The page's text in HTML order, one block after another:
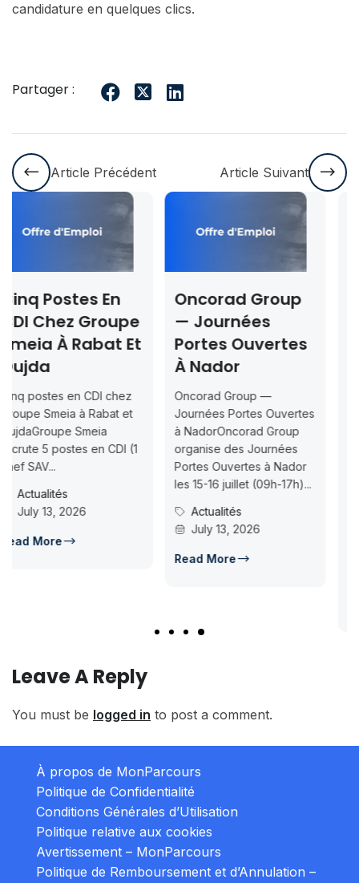
candidature en quelques clics.
Partager :
Article Précédent Article Suivant
Oncorad Group
— Journées
Portes Ouvertes
À Nador
Oncorad Group —
Journées Portes Ouvertes
à NadorOncorad Group
organise des Journées
Portes Ouvertes à Nador
les 15-16 juillet (09h-17h)...
Actualités
Concours ISMAC
Rabat & Dakhla
2026-2027 —
Inscription
Jusqu’au 2026-
07-18
Concours d’accès L1
Inscription jusqu’au 2026-
07-18ISMAC ouvre les
candidatures au concours
d’accès en L1 pour...
Concours Post-Bac
Leave A Reply
You must be logged in to post a comment.
À propos de MonParcours
Politique de Confidentialité
Conditions Générales d’Utilisation
Politique relative aux cookies
Avertissement – MonParcours
Politique de Remboursement et d’Annulation –